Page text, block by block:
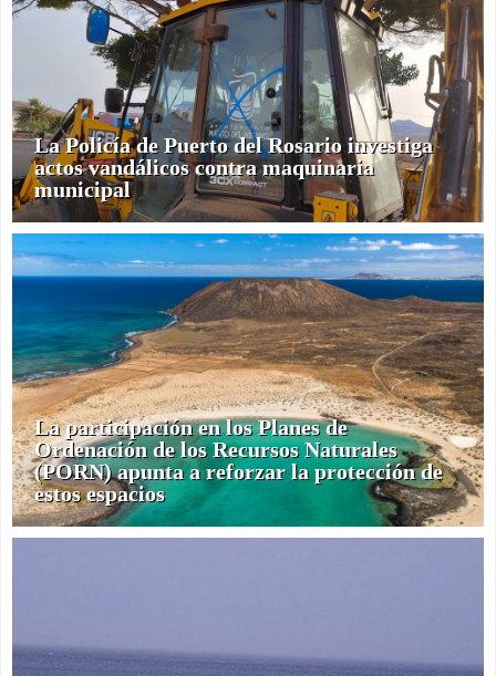
La Policía de Puerto del Rosario investiga
actos vandálicos contra maquinaria
municipal
La participación en los Planes de
Ordenación de los Recursos Naturales
(PORN) apunta a reforzar la protección de
estos espacios